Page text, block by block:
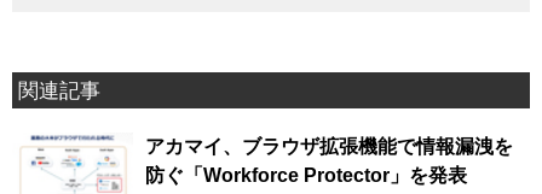
関連記事
アカマイ、ブラウザ拡張機能で情報漏洩を
防ぐ「Workforce Protector」を発表